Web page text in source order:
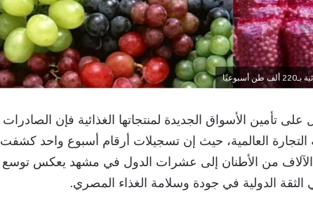
تأمين الأسواق الجديدة لمنتجاتها الغذائية فإن الصادرات
العالمية، حيث إن تسجيلات أرقام أسبوع واحد كشفت
من الأطنان إلى عشرات الدول في مشهد يعكس توسع
الثقة الدولية في جودة وسلامة الغذاء المصري.